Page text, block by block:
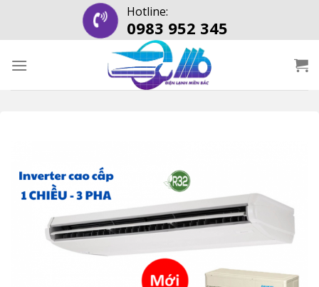
content
Hotline:
0983 952 345